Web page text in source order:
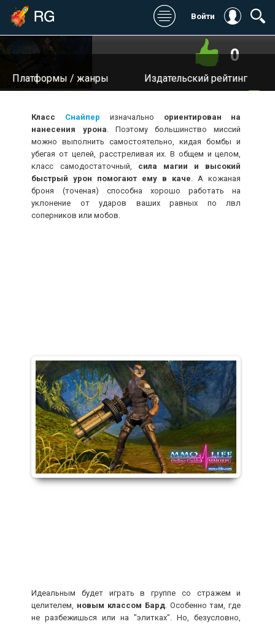
Войти
0
Платформы / жанры
Разработчик:
Издатель / Издатель в
России:
Сайт:
Издательский рейтинг
Stopgame:
Kanobu:
Котонавты:
Digital Spy:
Класс Снайпер изначально ориентирован на
нанесения урона. Поэтому большинство миссий
можно выполнить самостоятельно, кидая бомбы и
убегая от целей, расстреливая их. В общем и целом,
класс самодостаточный, сила магии и высокий
быстрый урон помогают ему в каче. А кожаная
броня (точеная) способна хорошо работать на
уклонение от ударов ваших равных по лвл
соперников или мобов.
Идеальным будет играть в группе со стражем и
целителем, новым классом Бард. Особенно там, где
не разбежишься или на "элитках". Но, безусловно,